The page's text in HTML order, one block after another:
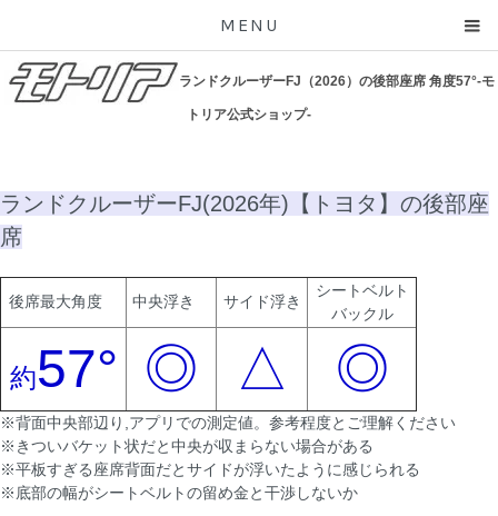
MENU
ランドクルーザーFJ（2026）の後部座席 角度57°-モ
トリア公式ショップ-
ランドクルーザーFJ(2026年)【トヨタ】の後部座
席
後席最大角度 中央浮き サイド浮き
シートベルト
バックル
約57° ◎ △ ◎
※背面中央部辺り,アプリでの測定値。参考程度とご理解ください
※きついバケット状だと中央が収まらない場合がある
※平板すぎる座席背面だとサイドが浮いたように感じられる
※底部の幅がシートベルトの留め金と干渉しないか